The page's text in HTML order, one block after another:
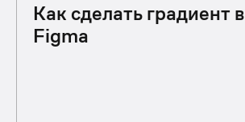
Как сделать градиент в
Figma